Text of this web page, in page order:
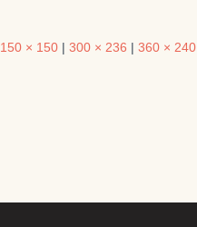
150 × 150 | 300 × 236 | 360 × 240